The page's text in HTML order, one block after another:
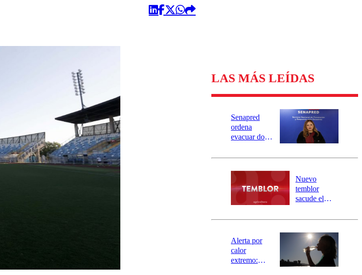
LAS MÁS LEÍDAS
Senapred
ordena
evacuar dos
Carahue por
río Damas:
activa
mensajería
SAE
Nuevo
temblor
sacude el
revisa la
epicentro
Alerta por
calor
extremo: